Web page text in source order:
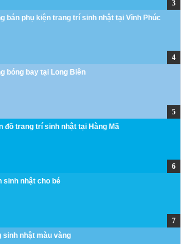
bán phụ kiện trang trí sinh nhật tại Vĩnh Phúc
bóng bay tại Long Biên
đồ trang trí sinh nhật tại Hàng Mã
sinh nhật cho bé
sinh nhật màu vàng